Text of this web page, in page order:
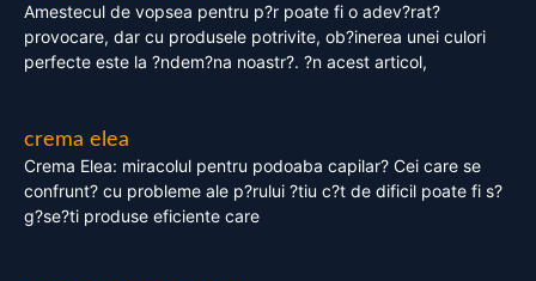
Amestecul de vopsea pentru p?r poate fi o adev?rat?
provocare, dar cu produsele potrivite, ob?inerea unei culori
perfecte este la ?ndem?na noastr?. ?n acest articol,
crema elea
Crema Elea: miracolul pentru podoaba capilar? Cei care se
confrunt? cu probleme ale p?rului ?tiu c?t de dificil poate fi s?
g?se?ti produse eficiente care